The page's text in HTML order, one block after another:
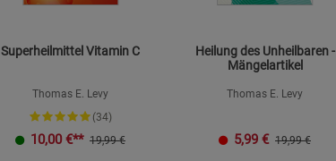
Superheilmittel Vitamin C
Thomas E. Levy
(34)
10,00 €** 19,99 €
Heilung des Unheilbaren -
Mängelartikel
Thomas E. Levy
5,99 € 19,99 €